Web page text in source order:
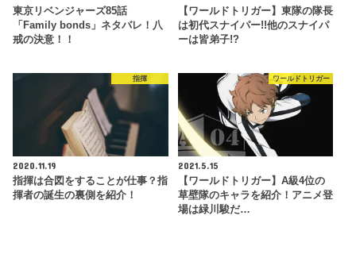
東京リベンジャーズ85話
「Family bonds」ネタバレ！八
戒の決意！！
【ワールドトリガー】東隊の隊長
は初代スナイパー!!他のスナイパ
ーは皆弟子!?
指揮
2020.11.19
指揮は合図をすることが仕事？指
揮者の誕生の裏側を紹介！
ワールドトリガー
2021.5.15
【ワールドトリガー】A級4位の
草壁隊のキャラを紹介！アニメ登
場は緑川駿だ…